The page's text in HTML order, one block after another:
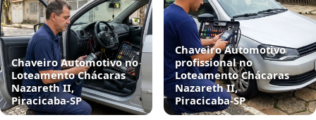
Chaveiro Automotivo no
Loteamento Chácaras
Nazareth II,
Piracicaba‑SP
Chaveiro Automotivo
profissional no
Loteamento Chácaras
Nazareth II,
Piracicaba‑SP